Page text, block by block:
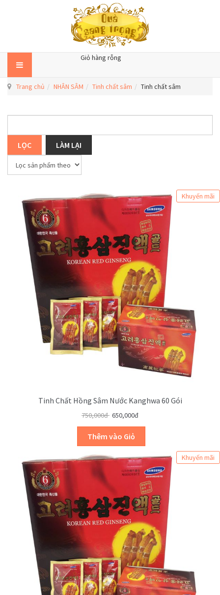
Giỏ hàng rỗng
Trang chủ NHÂN SÂM Tinh chất sâm Tinh chất sâm
Khuyến mãi
Tinh Chất Hồng Sâm Nước Kanghwa 60 Gói
750,000đ 650,000đ
Khuyến mãi